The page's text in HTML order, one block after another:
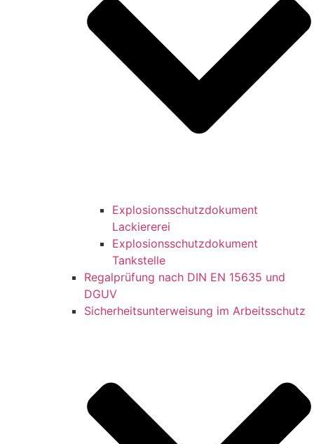
Explosionsschutzdokument
Lackiererei
Explosionsschutzdokument
Tankstelle
Regalprüfung nach DIN EN 15635 und
DGUV
Sicherheitsunterweisung im Arbeitsschutz